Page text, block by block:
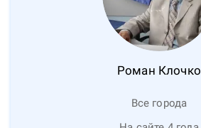
Роман Клочко
Все города